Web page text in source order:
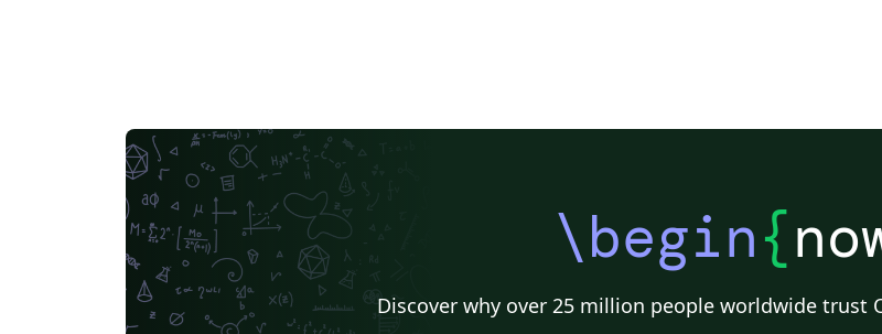
\begin{
Discover why over 25 million people worldwide trust